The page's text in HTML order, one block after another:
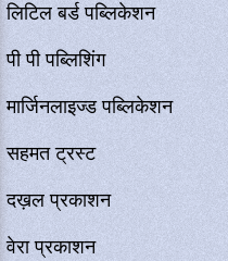
लिटिल बर्ड पब्लिकेशन
पी पी पब्लिशिंग
मार्जिनलाइज्ड पब्लिकेशन
सहमत ट्रस्ट
दख़ल प्रकाशन
वेरा प्रकाशन